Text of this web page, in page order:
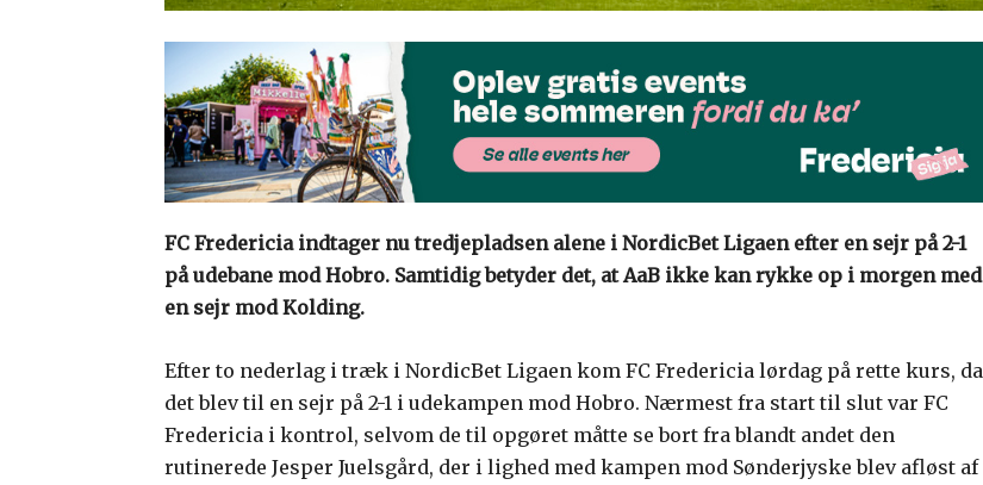
FC Fredericia indtager nu tredjepladsen alene i NordicBet Ligaen efter en sejr på 2-1
på udebane mod Hobro. Samtidig betyder det, at AaB ikke kan rykke op i morgen med
en sejr mod Kolding.
Efter to nederlag i træk i NordicBet Ligaen kom FC Fredericia lørdag på rette kurs, da
det blev til en sejr på 2-1 i udekampen mod Hobro. Nærmest fra start til slut var FC
Fredericia i kontrol, selvom de til opgøret måtte se bort fra blandt andet den
rutinerede Jesper Juelsgård, der i lighed med kampen mod Sønderjyske blev afløst af